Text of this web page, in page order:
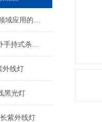
美国SP紫外线灯：多领域应用的光动力卫士
美国SP公司254nm紫外手持式杀菌灯
外线灯
黑光灯
紫外线灯